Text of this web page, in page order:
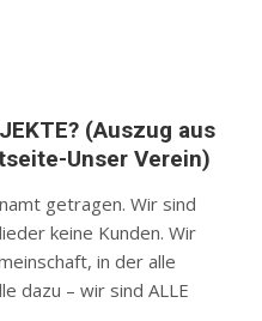
(Auszug aus
Unser Verein)
getragen. Wir sind
keine Kunden. Wir
in der alle
dazu – wir sind ALLE